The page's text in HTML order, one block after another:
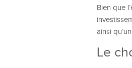
Bien que
ainsi
Le